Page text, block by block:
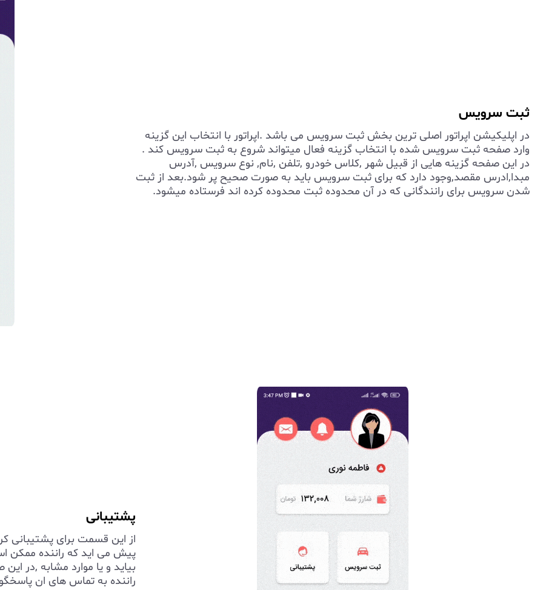
ثبت سرویس
در اپلیکیشن اپراتور اصلی ترین بخش ثبت سرویس می باشد .اپراتور با انتخاب این گزینه
وارد صفحه ثبت سرویس شده با انتخاب گزینه فعال میتواند شروع به ثبت سرویس کند .
در این صفحه گزینه هایی از قبیل شهر ,کلاس خودرو ,تلفن ,نام, نوع سرویس ,آدرس
مبدا,ادرس مقصد,وجود دارد که برای ثبت سرویس باید به صورت صحیح پر شود.بعد از ثبت
شدن سرویس برای رانندگانی که در آن محدوده ثبت محدوده کرده اند فرستاده میشود.
پشتیبانی
از این قسمت برای پشتیبانی
پیش می اید که راننده ممکن
بیاید و یا موارد مشابه ,در
راننده به تماس های ان